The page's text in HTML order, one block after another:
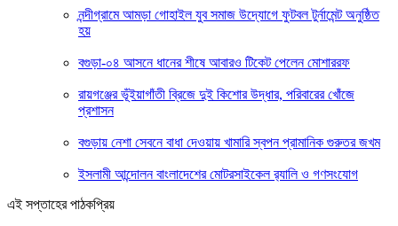
নন্দীগ্রামে আমড়া গোহাইল যুব সমাজ উদ্যোগে ফুটবল টুর্নামেন্ট অনুষ্ঠিত
হয়
বগুড়া-০৪ আসনে ধানের শীষে আবারও টিকেট পেলেন মোশাররফ
রায়গঞ্জের ভূঁইয়াগাঁতী ব্রিজে দুই কিশোর উদ্ধার, পরিবারের খোঁজে
প্রশাসন
বগুড়ায় নেশা সেবনে বাধা দেওয়ায় খামারি স্বপন প্রামানিক গুরুতর জখম
ইসলামী আন্দোলন বাংলাদেশের মোটরসাইকেল র‍্যালি ও গণসংযোগ
এই সপ্তাহের পাঠকপ্রিয়